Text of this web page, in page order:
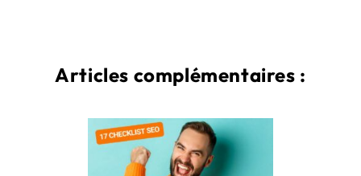
Articles complémentaires :